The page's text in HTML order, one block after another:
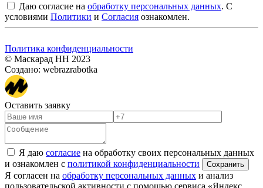
Даю согласие на обработку персональных данных. С
условиями Политики и Согласия ознакомлен.
Политика конфиденциальности
© Маскарад НН 2023
Создано: webrazrabotka
Оставить заявку
Я даю согласие на обработку своих персональных данных
и ознакомлен с политикой конфиденциальности
Я согласен на обработку персональных данных и анализ
пользовательской активности с помощью сервиса «Яндекс